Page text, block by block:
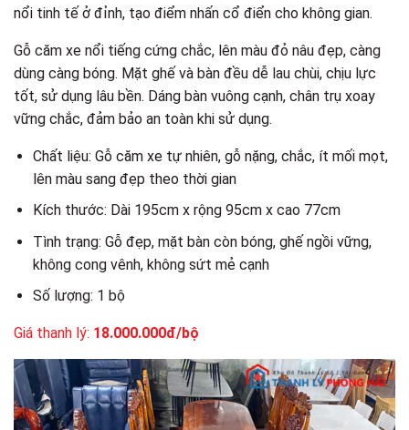
nổi tinh tế ở đỉnh, tạo điểm nhấn cổ điển cho không gian.
Gỗ căm xe nổi tiếng cứng chắc, lên màu đỏ nâu đẹp, càng
dùng càng bóng. Mặt ghế và bàn đều dễ lau chùi, chịu lực
tốt, sử dụng lâu bền. Dáng bàn vuông cạnh, chân trụ xoay
vững chắc, đảm bảo an toàn khi sử dụng.
Chất liệu: Gỗ căm xe tự nhiên, gỗ nặng, chắc, ít mối mọt,
lên màu sang đẹp theo thời gian
Kích thước: Dài 195cm x rộng 95cm x cao 77cm
Tình trạng: Gỗ đẹp, mặt bàn còn bóng, ghế ngồi vững,
không cong vênh, không sứt mẻ cạnh
Số lượng: 1 bộ
Giá thanh lý: 18.000.000đ/bộ